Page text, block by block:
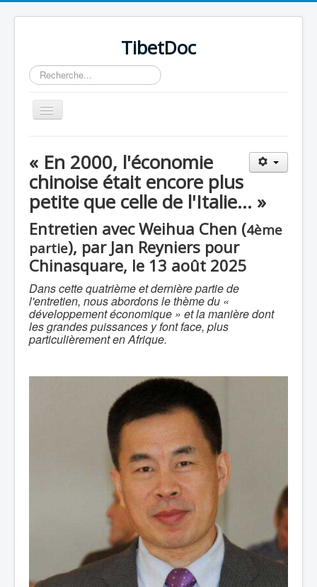
TibetDoc
Rechercher
Basculer
la
« En 2000, l'économie
chinoise était encore plus
petite que celle de l'Italie... »
Entretien avec Weihua Chen (4ème
partie), par Jan Reyniers pour
Chinasquare, le 13 août 2025
Dans cette quatrième et dernière partie de
l'entretien, nous abordons le thème du «
développement économique » et la manière dont
les grandes puissances y font face, plus
particulièrement en Afrique.